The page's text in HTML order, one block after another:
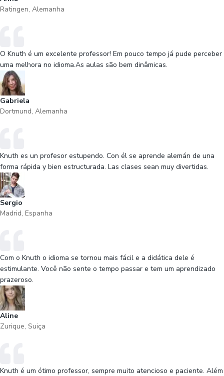
Ratingen, Alemanha
O Knuth é um excelente professor! Em pouco tempo já pude perceber
uma melhora no idioma.As aulas são bem dinâmicas.
Gabriela
Dortmund, Alemanha
Knuth es un profesor estupendo. Con él se aprende alemán de una
forma rápida y bien estructurada. Las clases sean muy divertidas.
Sergio
Madrid, Espanha
Com o Knuth o idioma se tornou mais fácil e a didática dele é
estimulante. Você não sente o tempo passar e tem um aprendizado
prazeroso.
Aline
Zurique, Suiça
Knuth é um ótimo professor, sempre muito atencioso e paciente. Além